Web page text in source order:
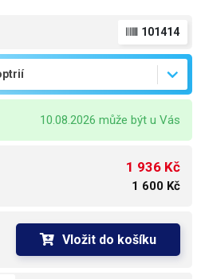
101414
10.08.2026 může být u Vás
1 936 Kč
1 600 Kč
Vložit do košíku